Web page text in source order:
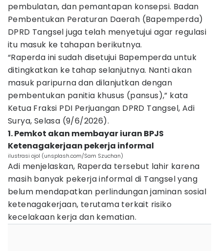
pembulatan, dan pemantapan konsepsi. Badan
Pembentukan Peraturan Daerah (Bapemperda)
DPRD Tangsel juga telah menyetujui agar regulasi
itu masuk ke tahapan berikutnya.
“Raperda ini sudah disetujui Bapemperda untuk
ditingkatkan ke tahap selanjutnya. Nanti akan
masuk paripurna dan dilanjutkan dengan
pembentukan panitia khusus (pansus),” kata
Ketua Fraksi PDI Perjuangan DPRD Tangsel, Adi
Surya, Selasa (9/6/2026).
1. Pemkot akan membayar iuran BPJS
Ketenagakerjaan pekerja informal
ilustrasi ojol (unsplash.com/Sam Szuchan)
Adi menjelaskan, Raperda tersebut lahir karena
masih banyak pekerja informal di Tangsel yang
belum mendapatkan perlindungan jaminan sosial
ketenagakerjaan, terutama terkait risiko
kecelakaan kerja dan kematian.